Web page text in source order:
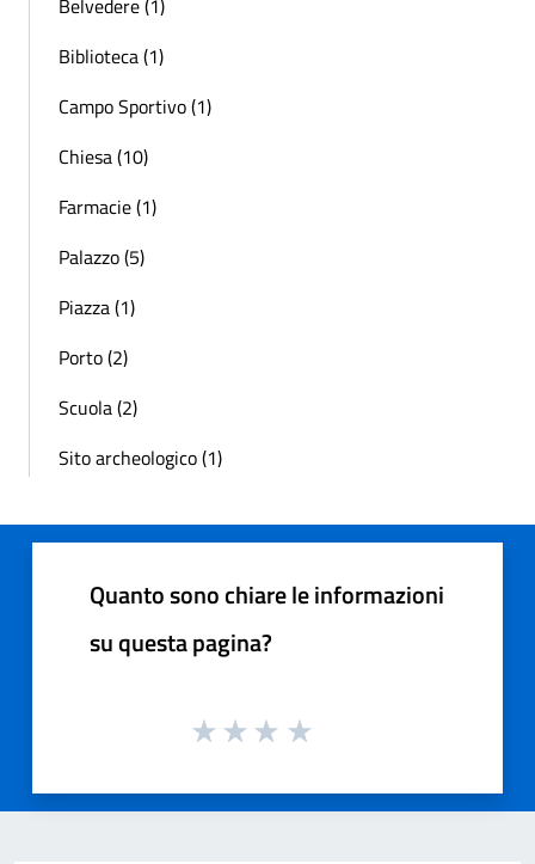
Biblioteca (1)
Campo Sportivo (1)
Chiesa (10)
Farmacie (1)
Palazzo (5)
Piazza (1)
Porto (2)
Scuola (2)
Sito archeologico (1)
Quanto sono chiare le informazioni
su questa pagina?